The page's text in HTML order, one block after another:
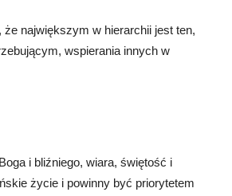
że największym w hierarchii jest ten,
wspierania innych w
i bliźniego, wiara, świętość i
życie i powinny być priorytetem